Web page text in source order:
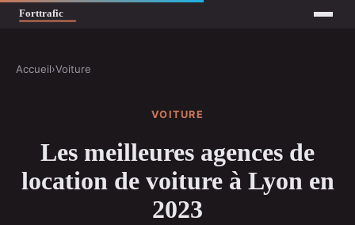
Accueil›Voiture
VOITURE
Les meilleures agences de
location de voiture à Lyon en
2023